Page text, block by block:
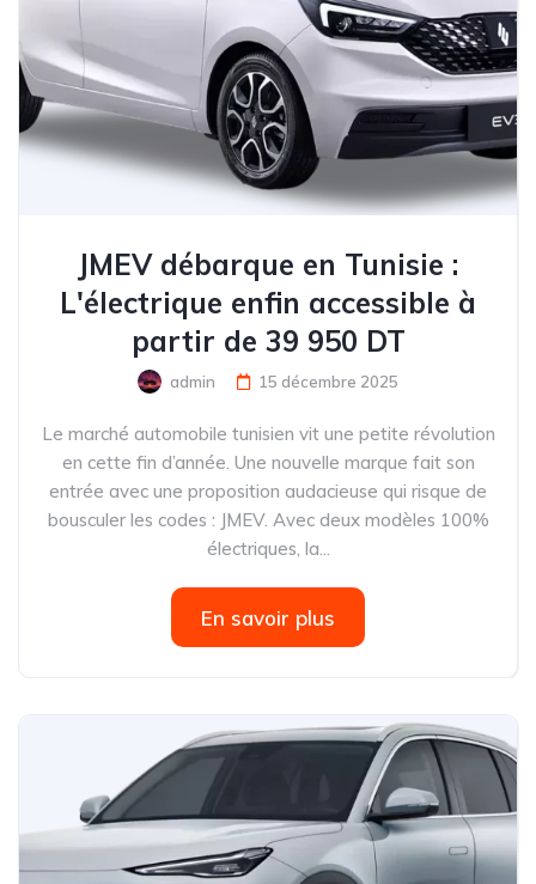
JMEV débarque en Tunisie :
L'électrique enfin accessible à
partir de 39 950 DT
admin 15 décembre 2025
Le marché automobile tunisien vit une petite révolution
en cette fin d’année. Une nouvelle marque fait son
entrée avec une proposition audacieuse qui risque de
bousculer les codes : JMEV. Avec deux modèles 100%
électriques, la...
En savoir plus